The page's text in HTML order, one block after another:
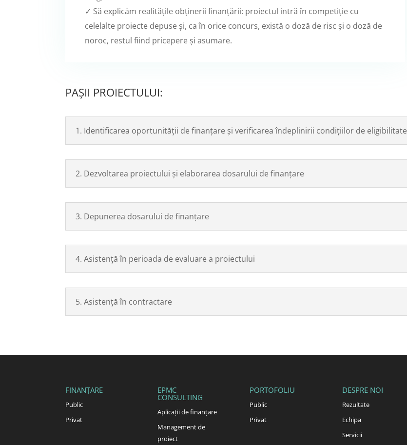
✓ Să explicăm realitățile obținerii finanțării: proiectul intră în competiție cu
celelalte proiecte depuse și, ca în orice concurs, există o doză de risc și o doză de
noroc, restul fiind pricepere și asumare.
PAȘII PROIECTULUI:
1. Identificarea oportunității de finanțare și verificarea îndeplinirii condițiilor de eligibilitate
2. Dezvoltarea proiectului și elaborarea dosarului de finanțare
3. Depunerea dosarului de finanțare
4. Asistență în perioada de evaluare a proiectului
5. Asistență în contractare
FINANȚARE
Public
Privat
EPMC
CONSULTING
Aplicații de finanțare
Management de
proiect
PORTOFOLIU
Public
Privat
DESPRE NOI
Rezultate
Echipa
Servicii